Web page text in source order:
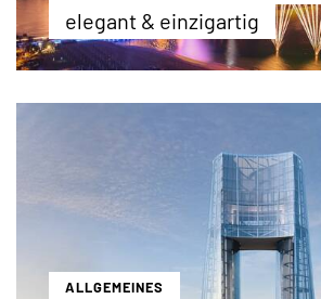
elegant & einzigartig
Weihnachten in Dubai: Im Jahr
das Weihnachtsfest in der
können, erfahren Sie hier.
...mehr erfahren
ALLGEMEINES